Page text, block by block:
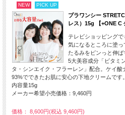
NEW PICK UP
プラワンシー
レス）15g 【+ONE C
テレビショッピングで
気になるところに塗っ
たるみをピンっと伸ば
5大美容成分「ビタミ
タ・シンエイク・フラーレン」配合。ケイ
93%でできたお肌に安心の下地クリームです。
内容量15g
メーカー希望小売価格：9,460円
価格： 8,600円(税込 9,460円)